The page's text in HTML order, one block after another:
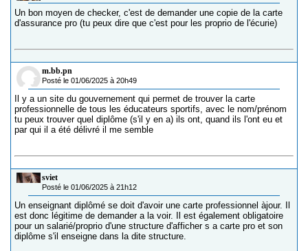
Un bon moyen de checker, c'est de demander une copie de la carte
d'assurance pro (tu peux dire que c'est pour les proprio de l'écurie)
m.bb.pn
Posté le 01/06/2025 à 20h49
Il y a un site du gouvernement qui permet de trouver la carte
professionnelle de tous les éducateurs sportifs, avec le nom/prénom
tu peux trouver quel diplôme (s'il y en a) ils ont, quand ils l'ont eu et
par qui il a été délivré il me semble
sviet
Posté le 01/06/2025 à 21h12
Un enseignant diplômé se doit d'avoir une carte professionnel àjour. Il
est donc légitime de demander a la voir. Il est également obligatoire
pour un salarié/proprio d'une structure d'afficher s a carte pro et son
diplôme s'il enseigne dans la dite structure.